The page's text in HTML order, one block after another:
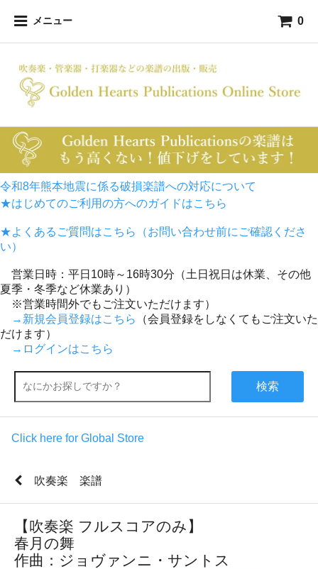
メニュー 0
令和8年熊本地震に係る破損楽譜への対応について
★はじめてのご利用の方へのガイドはこちら
★よくあるご質問はこちら（お問い合わせ前にご確認くださ
い）
営業日時：平日10時～16時30分（土日祝日は休業、その他
夏季・冬季など休業あり）
※営業時間外でもご注文いただけます）
→新規会員登録はこちら
（会員登録をしなくてもご注文いた
だけます）
→ログインはこちら
検索
Click here for Global Store
吹奏楽 楽譜
【吹奏楽 フルスコアのみ】
春月の舞
作曲：ジョヴァンニ・サントス